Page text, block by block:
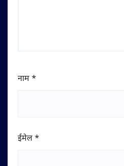
नाम *
ईमेल *